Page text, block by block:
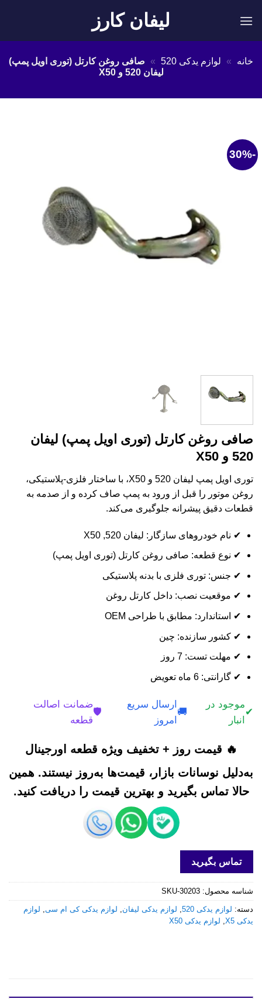
لیفان کارز
خانه » لوازم یدکی 520 » صافی روغن کارتل (توری اویل پمپ)
لیفان 520 و X50
-30%
صافی روغن کارتل (توری اویل پمپ) لیفان
520 و X50
توری اویل پمپ لیفان 520 و X50، با ساختار فلزی-پلاستیکی،
روغن موتور را قبل از ورود به پمپ صاف کرده و از صدمه به
قطعات دقیق پیشرانه جلوگیری می‌کند.
✔ نام خودروهای سازگار: لیفان 520, X50
✔ نوع قطعه: صافی روغن کارتل (توری اویل پمپ)
✔ جنس: توری فلزی با بدنه پلاستیکی
✔ موقعیت نصب: داخل کارتل روغن
✔ استاندارد: مطابق با طراحی OEM
✔ کشور سازنده: چین
✔ مهلت تست: 7 روز
✔ گارانتی: 6 ماه تعویض
✔
موجود در
انبار
🚚
ارسال سریع
امروز
🛡️
ضمانت اصالت
قطعه
🔥 قیمت روز + تخفیف ویژه قطعه اورجینال
به‌دلیل نوسانات بازار، قیمت‌ها به‌روز نیستند. همین
حالا تماس بگیرید و بهترین قیمت را دریافت کنید.
تماس بگیرید
شناسه محصول: SKU-30203
دسته: لوازم یدکی 520 , لوازم یدکی لیفان, لوازم یدکی کی ام سی, لوازم
یدکی X5
, لوازم یدکی X50